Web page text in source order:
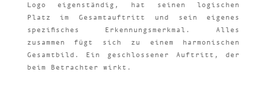
Logo eigenständig, hat seinen logischen
Platz im Gesamtauftritt und sein eigenes
spezifisches Erkennungsmerkmal. Alles
zusammen fügt sich zu einem harmonischen
Gesamtbild. Ein geschlossener Auftritt, der
beim Betrachter wirkt.